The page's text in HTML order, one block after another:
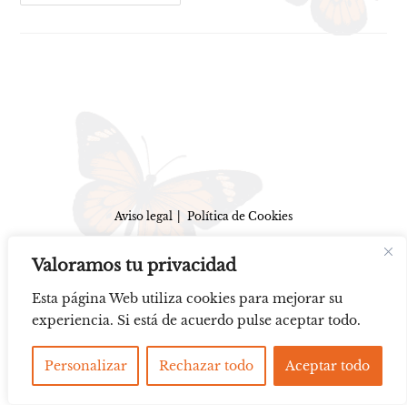
Valoramos tu privacidad
Esta página Web utiliza cookies para mejorar su
experiencia. Si está de acuerdo pulse aceptar todo.
Personalizar Rechazar todo Aceptar todo
Aviso legal Política de Cookies